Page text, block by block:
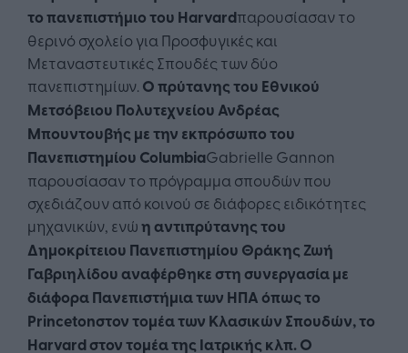
το πανεπιστήμιο του Harvardπαρουσίασαν το
θερινό σχολείο για Προσφυγικές και
Μεταναστευτικές Σπουδές των δύο
πανεπιστημίων. Ο πρύτανης του Εθνικού
Μετσόβειου Πολυτεχνείου Ανδρέας
Μπουντουβής με την εκπρόσωπο του
Πανεπιστημίου ColumbiaGabrielle Gannon
παρουσίασαν το πρόγραμμα σπουδών που
σχεδιάζουν από κοινού σε διάφορες ειδικότητες
μηχανικών, ενώη αντιπρύτανης του
Δημοκρίτειου Πανεπιστημίου Θράκης Ζωή
Γαβριηλίδου αναφέρθηκε στη συνεργασία με
διάφορα Πανεπιστήμια των ΗΠΑ όπως το
Princetonστον τομέα των Κλασικών Σπουδών, το
Harvardστον τομέα της Ιατρικής κλπ.Ο